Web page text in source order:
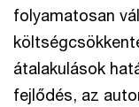
folyamatosan
átalakulások
fejlődés, az